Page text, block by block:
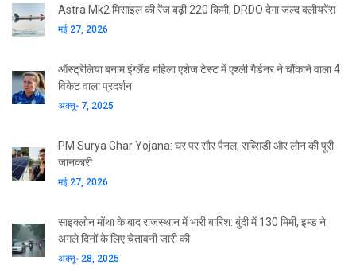
Astra Mk2 मिसाइल की रेंज बढ़ी 220 किमी, DRDO देगा जल्द क्लीयरेंस
मई 27, 2026
ऑस्ट्रेलिया बनाम इंग्लैंड महिला एशेज टेस्ट में एश्ली गैर्डनर ने चौंकाने वाला 4
विकेट वाला प्रदर्शन
अक्तू॰ 7, 2025
PM Surya Ghar Yojana: घर पर सौर पैनल, सब्सिडी और लोन की पूरी
जानकारी
मई 27, 2026
साइक्लोन मोंथा के बाद राजस्थान में भारी बारिश: बुंदी में 130 मिमी, इम्ड ने
अगले दिनों के लिए चेतावनी जारी की
अक्तू॰ 28, 2025